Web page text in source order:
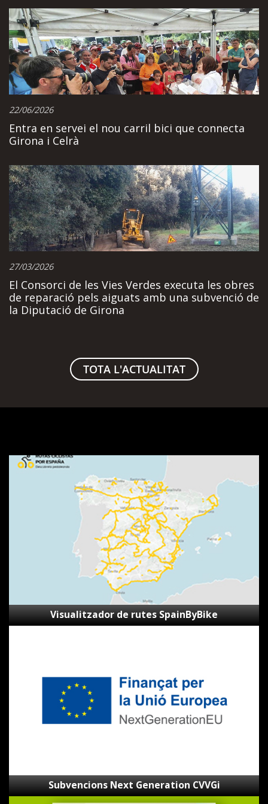
22/06/2026
Entra en servei el nou carril bici que connecta
Girona i Celrà
27/03/2026
El Consorci de les Vies Verdes executa les obres
de reparació pels aiguats amb una subvenció de
la Diputació de Girona
TOTA L'ACTUALITAT
Visualitzador
Visualitzador de rutes SpainByBike
Subvencions Next Generation CVVGi